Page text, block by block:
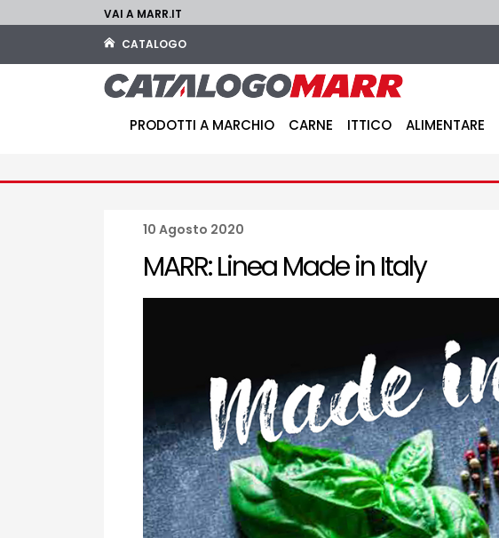
VAI A MARR.IT
CATALOGO
PRODOTTI A MARCHIO CARNE ITTICO ALIMENTARE
10 Agosto 2020
MARR: Linea Made in Italy